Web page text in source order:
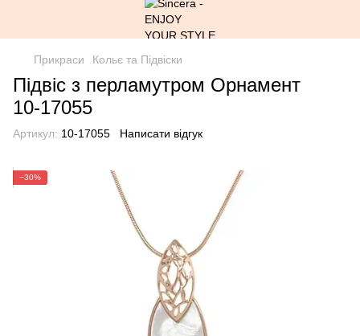
Прикраси Кольє та Підвіски
Підвіс з перламутром Орнамент
10-17055
Артикул: 10-17055 Написати відгук
−30%